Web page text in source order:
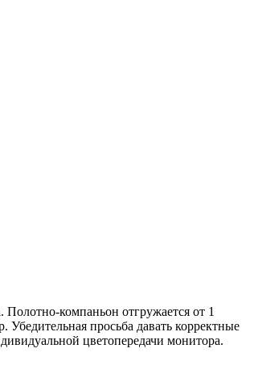
компаньон отгружается от 1
Убедительная просьба давать корректные
цветопередачи монитора.